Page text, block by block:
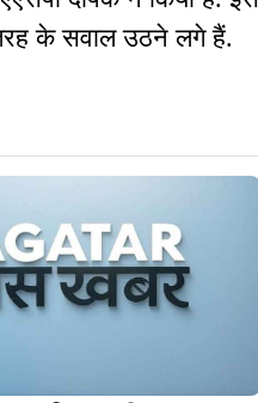
के सवाल उठने लगे हैं.